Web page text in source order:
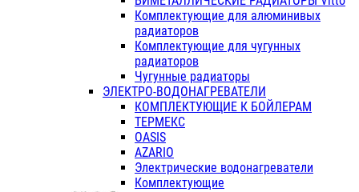
Комплектующие для алюминивых
радиаторов
Комплектующие для чугунных
радиаторов
Чугунные радиаторы
ЭЛЕКТРО-ВОДОНАГРЕВАТЕЛИ
КОМПЛЕКТУЮЩИЕ К БОЙЛЕРАМ
ТЕРМЕКС
OASIS
AZARIO
Электрические водонагреватели
Комплектующие